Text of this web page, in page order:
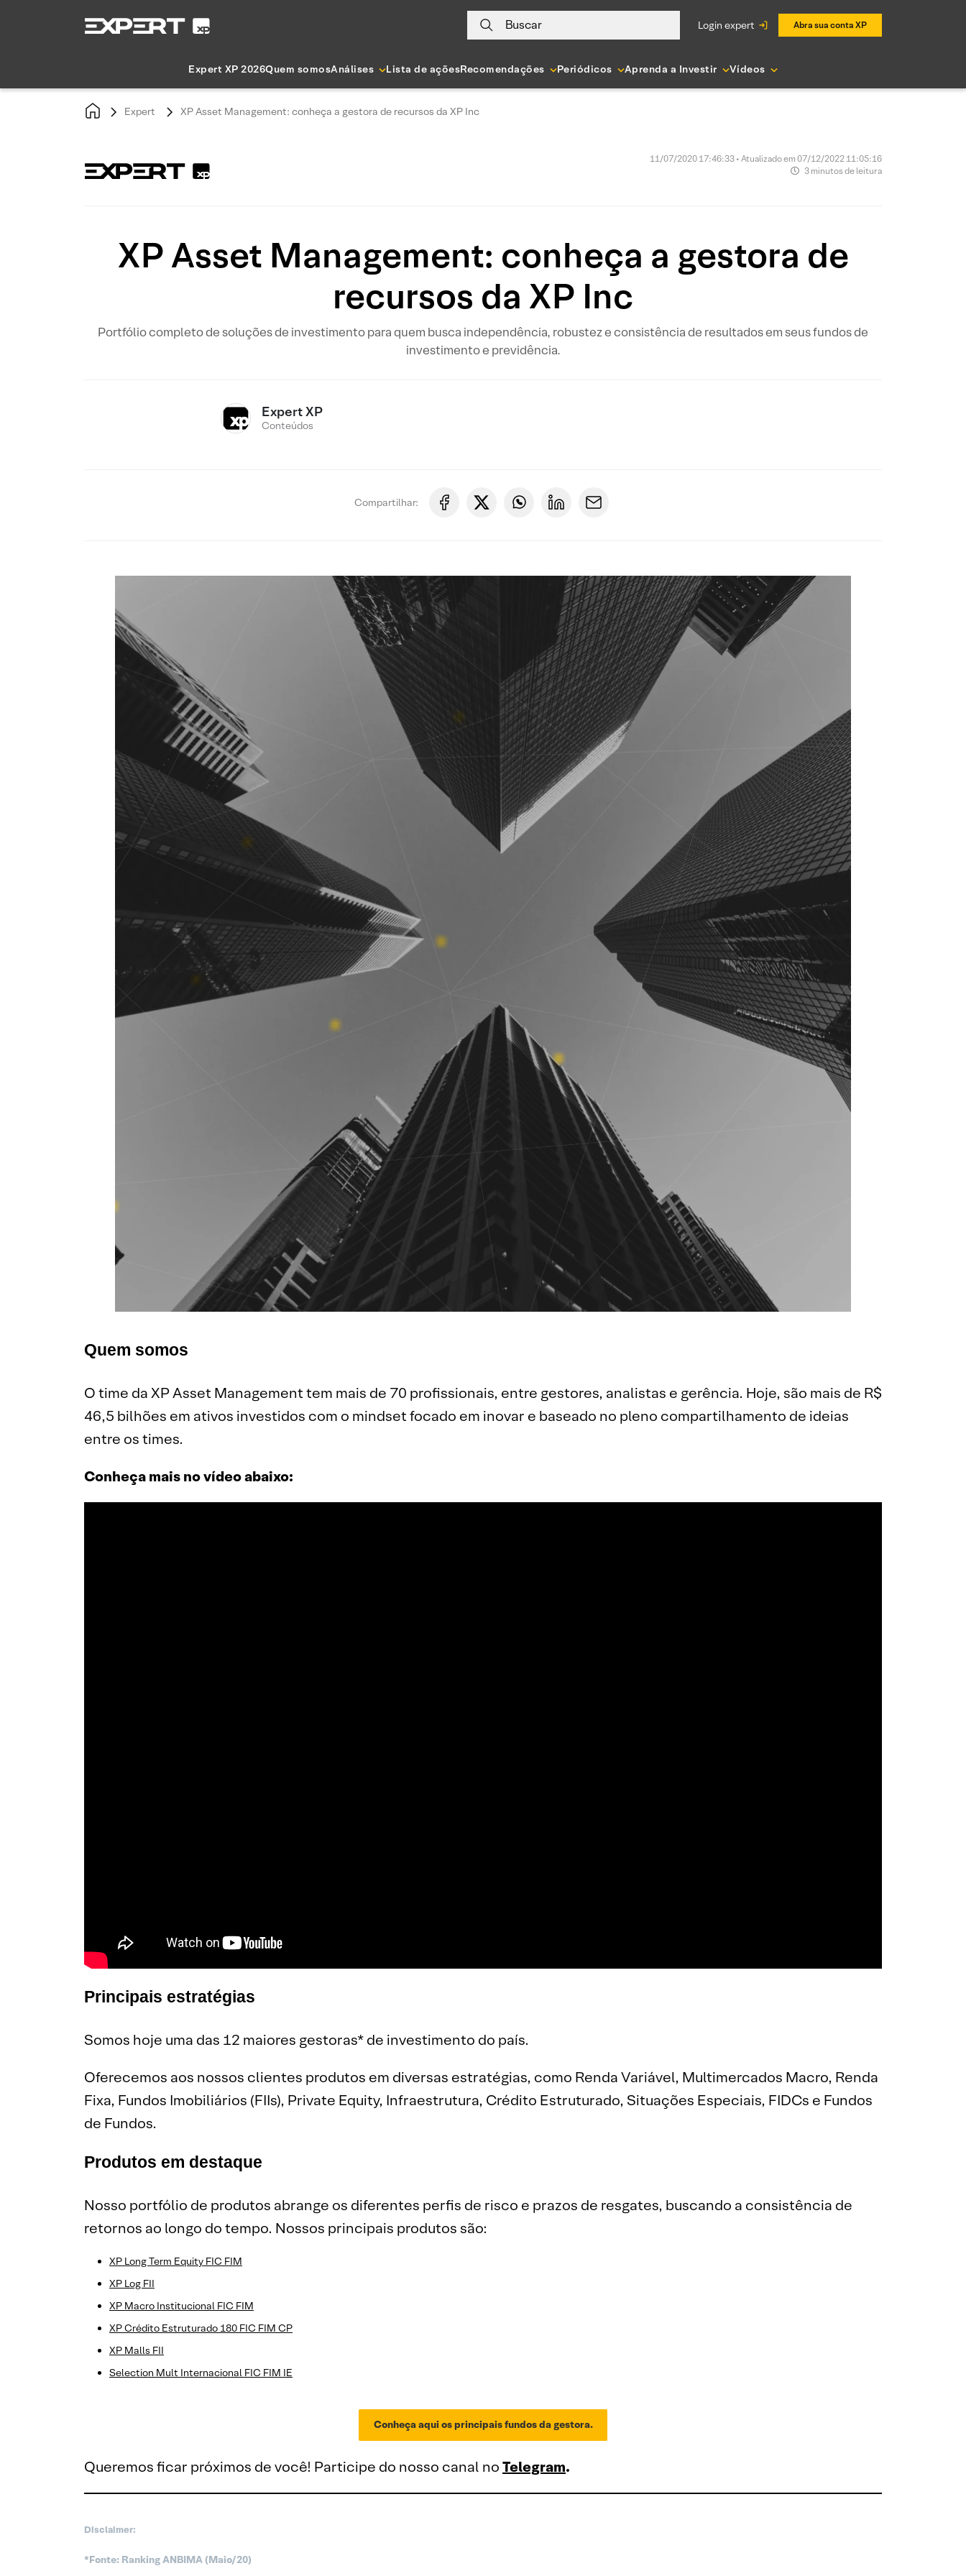
Buscar login expert Abra sua conta XP
Expert XP 2026Quem somosAnálises Lista de açõesRecomendações Periódicos Aprenda a Investir Vídeos
Expert XP Asset Management: conheça a gestora de recursos da XP Inc
11/07/2020 17:46:33 • Atualizado em 07/12/2022 11:05:16
3 minutos de leitura
XP Asset Management: conheça a gestora de
recursos da XP Inc
Portfólio completo de soluções de investimento para quem busca independência, robustez e consistência de resultados em seus fundos de
investimento e previdência.
Expert XP
Conteúdos
Compartilhar:
Quem somos
O time da XP Asset Management tem mais de 70 profissionais, entre gestores, analistas e gerência. Hoje, são mais de R$
46,5 bilhões em ativos investidos com o mindset focado em inovar e baseado no pleno compartilhamento de ideias
entre os times.
Conheça mais no vídeo abaixo:
Principais estratégias
Somos hoje uma das 12 maiores gestoras* de investimento do país.
Oferecemos aos nossos clientes produtos em diversas estratégias, como Renda Variável, Multimercados Macro, Renda
Fixa, Fundos Imobiliários (FIIs), Private Equity, Infraestrutura, Crédito Estruturado, Situações Especiais, FIDCs e Fundos
de Fundos.
Produtos em destaque
Nosso portfólio de produtos abrange os diferentes perfis de risco e prazos de resgates, buscando a consistência de
retornos ao longo do tempo. Nossos principais produtos são:
XP Long Term Equity FIC FIM
XP Log FII
XP Macro Institucional FIC FIM
XP Crédito Estruturado 180 FIC FIM CP
XP Malls FII
Selection Mult Internacional FIC FIM IE
Conheça aqui os principais fundos da gestora.
Queremos ficar próximos de você! Participe do nosso canal noTelegram.
Disclaimer:
*Fonte: Ranking ANBIMA (Maio/20)